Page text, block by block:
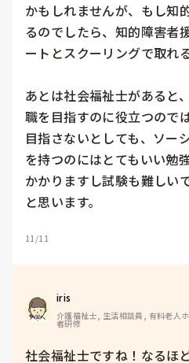
かもしれませんが、もし知
るのでしたら、知的障害者
ートとスクーリングで取れ
あとは社会福祉士があると
職を目指すのに役立つので
目指さないとしても、ソー
を持つのにはとてもいい勉
かかりますし試験も難しい
11/11
iris
介護福祉士, 生活相談員, 有料老人
者研修
社会福祉士ですね！なるほど